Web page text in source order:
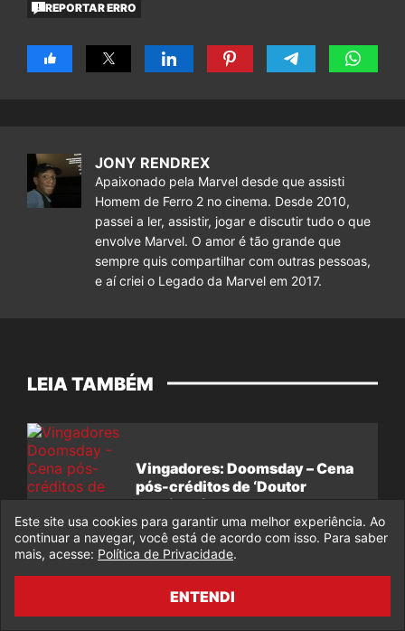
REPORTAR ERRO
JONY RENDREX
Apaixonado pela Marvel desde que assisti
Homem de Ferro 2 no cinema. Desde 2010,
passei a ler, assistir, jogar e discutir tudo o que
envolve Marvel. O amor é tão grande que
sempre quis compartilhar com outras pessoas,
e aí criei o Legado da Marvel em 2017.
LEIA TAMBÉM
Vingadores: Doomsday – Cena
pós-créditos de ‘Doutor
Destino’ é revelada
Este site usa cookies para garantir uma melhor experiência. Ao
continuar a navegar, você está de acordo com isso. Para saber
mais, acesse: Política de Privacidade.
ENTENDI